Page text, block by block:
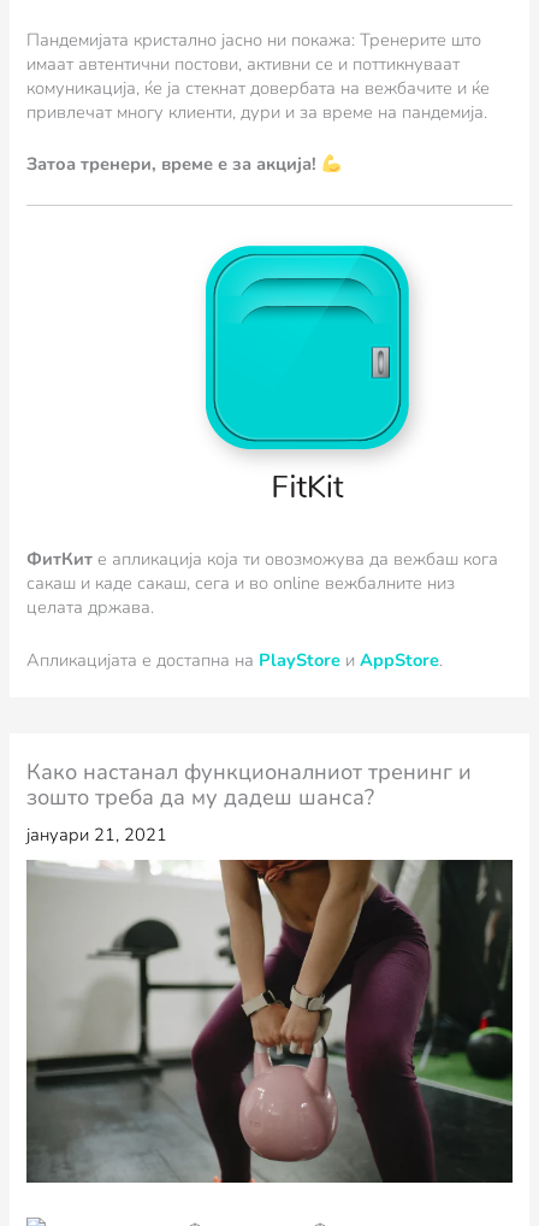
Пандемијата кристално јасно ни покажа: Тренерите што
имаат автентични постови, активни се и поттикнуваат
комуникација, ќе ја стекнат довербата на вежбачите и ќе
привлечат многу клиенти, дури и за време на пандемија.
Затоа тренери, време е за акција!
ФитКит e апликација која ти овозможува да вежбаш кога
сакаш и каде сакаш, сега и во online вежбалните низ
целата држава.
Апликацијата е достапна на PlayStore иAppStore.
Како настанал функционалниот тренинг и
зошто треба да му дадеш шанса?
јануари 21, 2021